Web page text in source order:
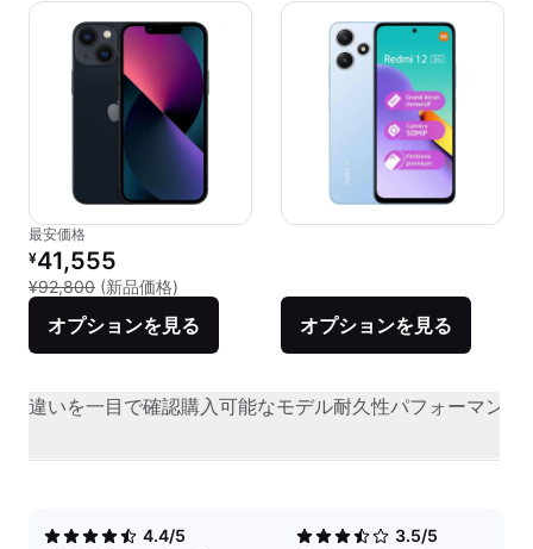
最安価格
リファービッシュ品の価格：
¥41,555
¥92,800 (新品価格)
オプションを見る オプションを見る
違いを一目で確認購入可能なモデル耐久性パフォーマンス
4.4/5
3.5/5